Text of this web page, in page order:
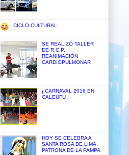
CICLO CULTURAL
SE REALIZÓ TALLER
DE R.C.P.
REANIMACIÓN
CARDIOPULMONAR
¡ CARNAVAL 2016 EN
CALEUFÚ !
HOY SE CELEBRA A
SANTA ROSA DE LIMA,
PATRONA DE LA PAMPA